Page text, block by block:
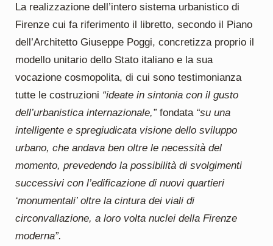
La realizzazione dell’intero sistema urbanistico di
Firenze cui fa riferimento il libretto, secondo il Piano
dell’Architetto Giuseppe Poggi, concretizza proprio il
modello unitario dello Stato italiano e la sua
vocazione cosmopolita, di cui sono testimonianza
tutte le costruzioni “ideate in sintonia con il gusto
dell’urbanistica internazionale,”fondata “su una
intelligente e spregiudicata visione dello sviluppo
urbano, che andava ben oltre le necessità del
momento, prevedendo la possibilità di svolgimenti
successivi con l’edificazione di nuovi quartieri
‘monumentali’ oltre la cintura dei viali di
circonvallazione, a loro volta nuclei della Firenze
moderna”.